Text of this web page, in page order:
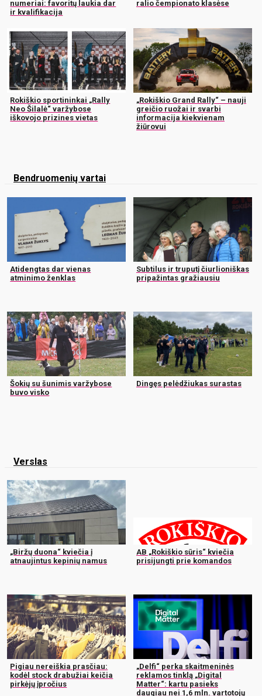
numeriai: favoritų laukia dar
ir kvalifikacija
ralio čempionato klasėse
Rokiškio sportininkai „Rally
Neo Šilalė“ varžybose
iškovojo prizines vietas
„Rokiškio Grand Rally“ – nauji
greičio ruožai ir svarbi
informacija kiekvienam
žiūrovui
Bendruomenių vartai
Atidengtas dar vienas
atminimo ženklas
Subtilus ir truputį čiurlioniškas
pripažintas gražiausiu
Šokių su šunimis varžybose
buvo visko
Dingęs pelėdžiukas surastas
Verslas
„Biržų duona“ kviečia į
atnaujintus kepinių namus
AB „Rokiškio sūris“ kviečia
prisijungti prie komandos
Pigiau nereiškia prasčiau:
kodėl stock drabužiai keičia
pirkėjų įpročius
„Delfi“ perka skaitmeninės
reklamos tinklą „Digital
Matter“: kartu pasieks
daugiau nei 1,6 mln. vartotojų